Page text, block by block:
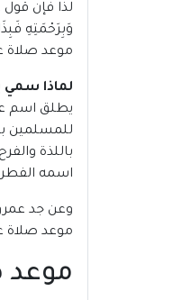
لذا فإن
وَبِرَحْمَتِهِ
موعد صلاة عيد الفطر
لماذا سمي
يطلق اسم
للمسلمين
باللذة
اسمه
وعن جد
موعد صلاة عيد الفطر
موعد صلاة